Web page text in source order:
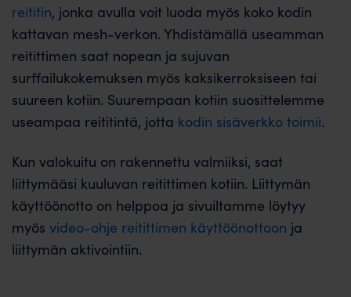
reititin, jonka avulla voit luoda myös koko kodin
kattavan mesh-verkon. Yhdistämällä useamman
reitittimen saat nopean ja sujuvan
surffailukokemuksen myös kaksikerroksiseen tai
suureen kotiin. Suurempaan kotiin suosittelemme
useampaa reititintä, jotta kodin sisäverkko toimii.
Kun valokuitu on rakennettu valmiiksi, saat
liittymääsi kuuluvan reitittimen kotiin. Liittymän
käyttöönotto on helppoa ja sivuiltamme löytyy
myös video-ohje reitittimen käyttöönottoon ja
liittymän aktivointiin.